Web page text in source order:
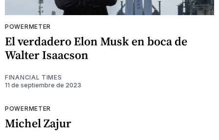
POWERMETER
El verdadero Elon Musk en boca de
Walter Isaacson
FINANCIAL TIMES
11 de septiembre de 2023
POWERMETER
Michel Zajur